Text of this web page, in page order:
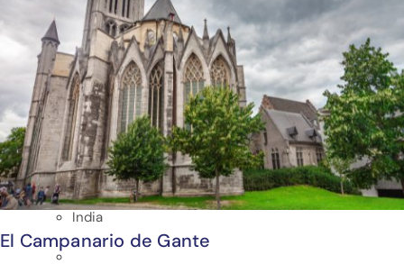
MALDIVAS
SRI LANKA
TAILANDIA
VIETNAM
OTROS DESTINOS EN
ASIA
India
El Campanario de Gante